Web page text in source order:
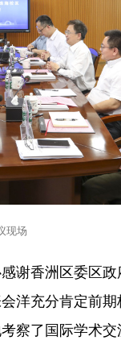
现场
谢香洲区委区
洋充分肯定前
察了国际学术